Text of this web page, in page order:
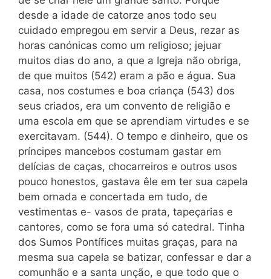
desde a idade de catorze anos todo seu
cuidado empregou em servir a Deus, rezar as
horas canónicas como um religioso; jejuar
muitos dias do ano, a que a Igreja não obriga,
de que muitos (542) eram a pão e água. Sua
casa, nos costumes e boa criança (543) dos
seus criados, era um convento de religião e
uma escola em que se aprendiam virtudes e se
exercitavam. (544). O tempo e dinheiro, que os
príncipes mancebos costumam gastar em
delícias de caças, chocarreiros e outros usos
pouco honestos, gastava êle em ter sua capela
bem ornada e concertada em tudo, de
vestimentas e- vasos de prata, tapeçarias e
cantores, como se fora uma só catedral. Tinha
dos Sumos Pontífices muitas graças, para na
mesma sua capela se batizar, confessar e dar a
comunhão e a santa unção, e que todo que o